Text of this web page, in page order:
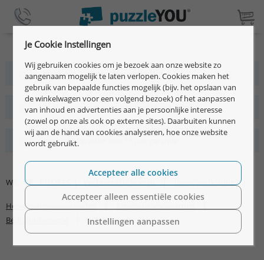
Meer dan 2 miljoen tevreden klanten
Snel, eenvoudig en individueel te ontwerpen
Premium kwaliteit met 15 jaar garantie
WE PUZZLES |Veel gestelde vragen|Privacyverklaring|
Herroepingsvoorwaarden
Bedrijfsinformatie ©2026 puzzleYOU
Je Cookie Instellingen
Wij gebruiken cookies om je bezoek aan onze website zo
aangenaam mogelijk te laten verlopen. Cookies maken het
gebruik van bepaalde functies mogelijk (bijv. het opslaan van
de winkelwagen voor een volgend bezoek) of het aanpassen
van inhoud en advertenties aan je persoonlijke interesse
(zowel op onze als ook op externe sites). Daarbuiten kunnen
wij aan de hand van cookies analyseren, hoe onze website
wordt gebruikt.
Instellingen aanpassen
Accepteer alleen essentiële cookies
Accepteer alle cookies